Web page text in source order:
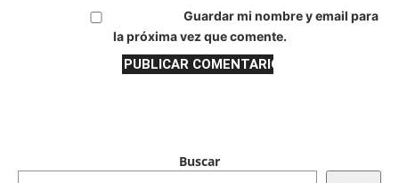
Guardar mi nombre y email para
la próxima vez que comente.
Buscar